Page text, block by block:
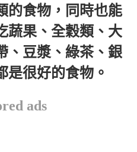
的食物，同時也能
蔬果、全穀類、大
、豆漿、綠茶、銀
是很好的食物。
ads